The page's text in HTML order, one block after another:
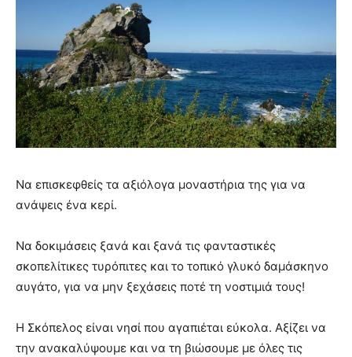
Να επισκεφθείς τα αξιόλογα μοναστήρια της για να
ανάψεις ένα κερί.
Να δοκιμάσεις ξανά και ξανά τις φανταστικές
σκοπελίτικες τυρόπιτες και το τοπικό γλυκό δαμάσκηνο
αυγάτο, για να μην ξεχάσεις ποτέ τη νοστιμιά τους!
Η Σκόπελος είναι νησί που αγαπιέται εύκολα. Αξίζει να
την ανακαλύψουμε και να τη βιώσουμε με όλες τις